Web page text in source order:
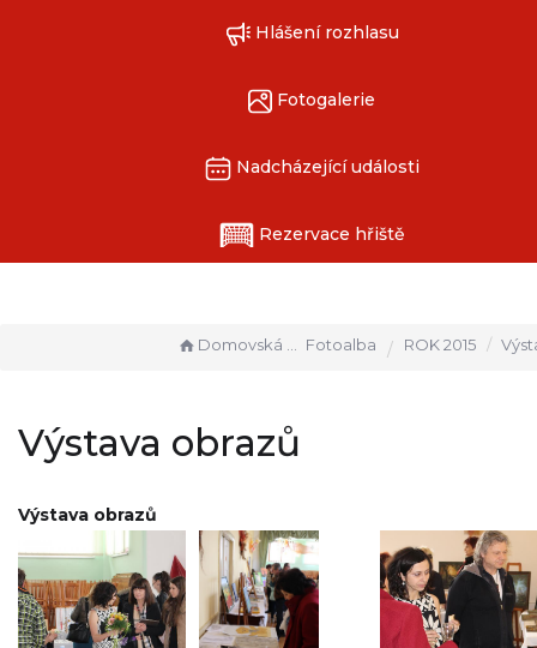
Hlášení rozhlasu
Fotogalerie
Nadcházející události
Rezervace hřiště
Domovská stránka Fotoalba ROK 2015
Výstava obrazů
Výstava obrazů